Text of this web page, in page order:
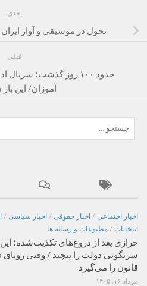
بعدی
تحول در موسیقی و آواز
قبلی
حدود ۱۰۰ روز گذشت؛
آموزان/ این بار
برای:
اخبار اجتماعی / اخبار حقوقی / اخبار سیاسی /
انتخابات / مطبوعات و رسانه ها
خرازی بعد از دروغ‌های تکذیب‌شده؛
سرنگونی دولت را پیچید / وقتی
قانون را می‌گیرد
مرداد ۱۶, ۱۴۰۵